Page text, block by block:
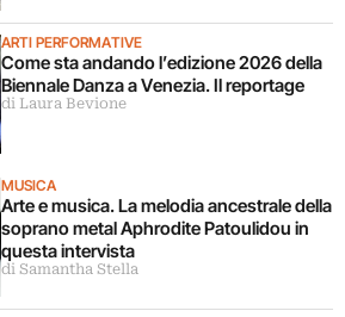
ARTI PERFORMATIVE
Come sta andando l’edizione 2026 della
Biennale Danza a Venezia. Il reportage
di Laura Bevione
MUSICA
Arte e musica. La melodia ancestrale della
soprano metal Aphrodite Patoulidou in
questa intervista
di Samantha Stella